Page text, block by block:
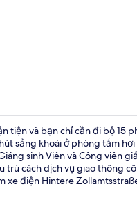
tiện và bạn chỉ cần đi bộ 15
sảng khoái ở phòng tắm
sinh Viên và Công viên
trú cách dịch vụ giao thông
xe điện Hintere